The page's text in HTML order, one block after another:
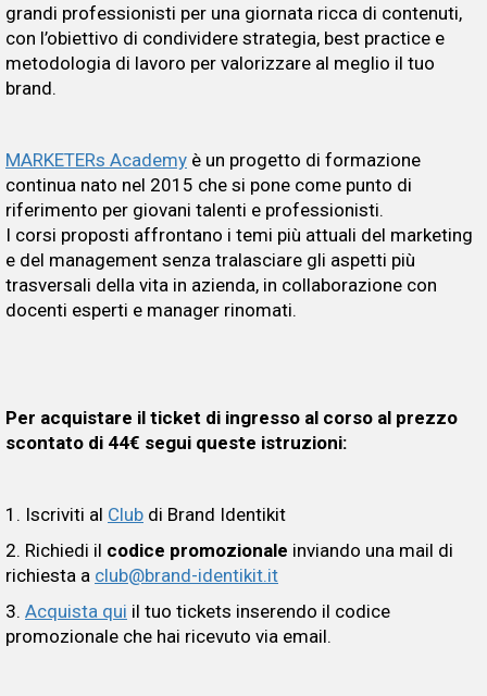
grandi professionisti per una giornata ricca di contenuti,
con l’obiettivo di condividere strategia, best practice e
metodologia di lavoro per valorizzare al meglio il tuo
brand.
MARKETERs Academy è un progetto di formazione
continua nato nel 2015 che si pone come punto di
riferimento per giovani talenti e professionisti.
I corsi proposti affrontano i temi più attuali del marketing
e del management senza tralasciare gli aspetti più
trasversali della vita in azienda, in collaborazione con
docenti esperti e manager rinomati.
Per acquistare il ticket di ingresso al corso al prezzo
scontato di 44€ segui queste istruzioni:
1. Iscriviti al Club di Brand Identikit
2. Richiedi il codice promozionale inviando una mail di
richiesta a club@brand-identikit.it
3. Acquista qui il tuo tickets inserendo il codice
promozionale che hai ricevuto via email.